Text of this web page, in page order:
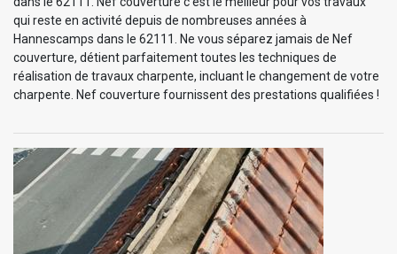
qui reste en activité depuis de nombreuses années à
Hannescamps dans le 62111. Ne vous séparez jamais de Nef
couverture, détient parfaitement toutes les techniques de
réalisation de travaux charpente, incluant le changement de votre
charpente. Nef couverture fournissent des prestations qualifiées !